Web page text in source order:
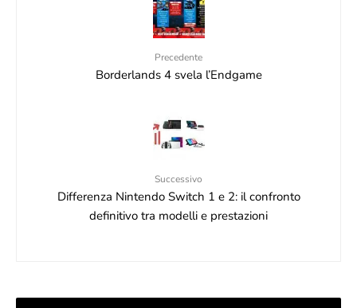
Precedente
Borderlands 4 svela l’Endgame
Successivo
Differenza Nintendo Switch 1 e 2: il confronto
definitivo tra modelli e prestazioni